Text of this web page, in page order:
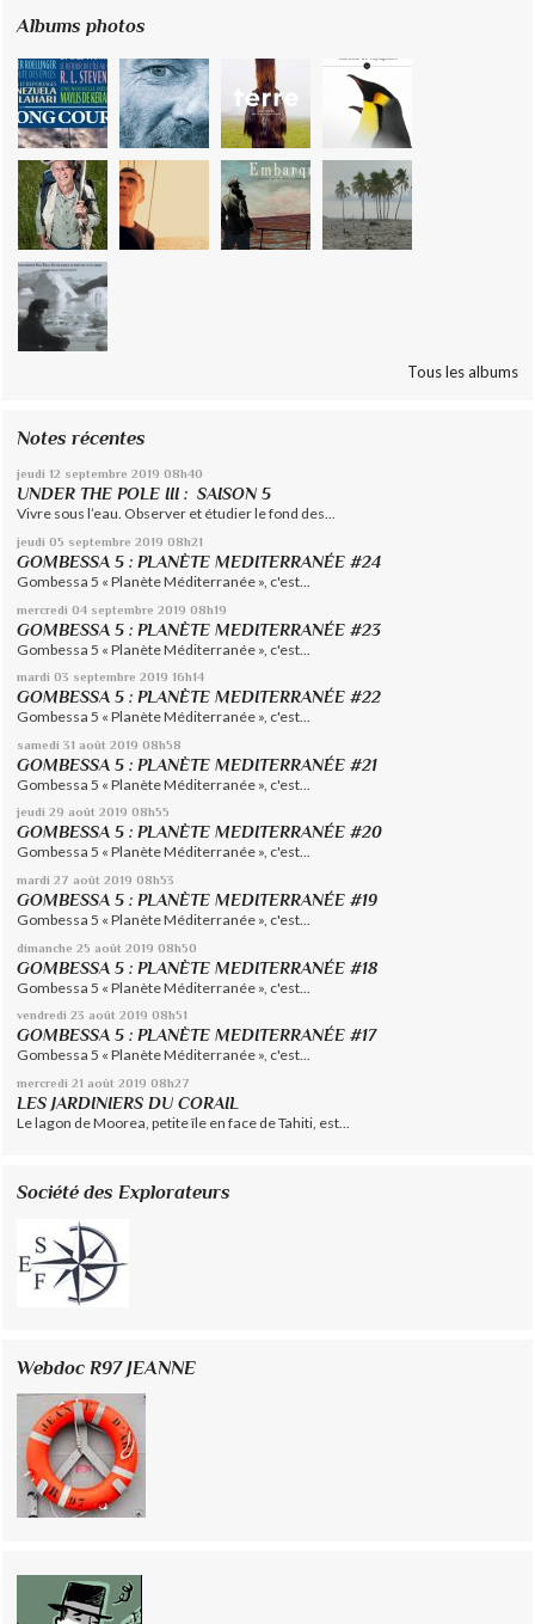
Albums photos
Tous les albums
Notes récentes
jeudi 12 septembre 2019 08h40
UNDER THE POLE III : SAISON 5
Vivre sous l’eau. Observer et étudier le fond des...
jeudi 05 septembre 2019 08h21
GOMBESSA 5 : PLANÈTE MEDITERRANÉE #24
Gombessa 5 « Planète Méditerranée », c'est...
mercredi 04 septembre 2019 08h19
GOMBESSA 5 : PLANÈTE MEDITERRANÉE #23
Gombessa 5 « Planète Méditerranée », c'est...
mardi 03 septembre 2019 16h14
GOMBESSA 5 : PLANÈTE MEDITERRANÉE #22
Gombessa 5 « Planète Méditerranée », c'est...
samedi 31 août 2019 08h58
GOMBESSA 5 : PLANÈTE MEDITERRANÉE #21
Gombessa 5 « Planète Méditerranée », c'est...
jeudi 29 août 2019 08h55
GOMBESSA 5 : PLANÈTE MEDITERRANÉE #20
Gombessa 5 « Planète Méditerranée », c'est...
mardi 27 août 2019 08h53
GOMBESSA 5 : PLANÈTE MEDITERRANÉE #19
Gombessa 5 « Planète Méditerranée », c'est...
dimanche 25 août 2019 08h50
GOMBESSA 5 : PLANÈTE MEDITERRANÉE #18
Gombessa 5 « Planète Méditerranée », c'est...
vendredi 23 août 2019 08h51
GOMBESSA 5 : PLANÈTE MEDITERRANÉE #17
Gombessa 5 « Planète Méditerranée », c'est...
mercredi 21 août 2019 08h27
LES JARDINIERS DU CORAIL
Le lagon de Moorea, petite île en face de Tahiti, est...
Société des Explorateurs
Webdoc R97 JEANNE